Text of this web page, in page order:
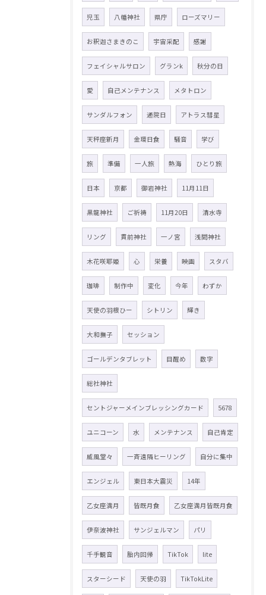
児玉 八幡神社 県庁 ローズマリー
お釈迦さまきのこ 宇宙采配 感謝
フェイシャルサロン グランk 秋分の日
愛 自己メンテナンス メタトロン
サンダルフォン 通院日 アトラス彗星
天秤座新月 金環日食 騒音 学び
旅 準備 一人旅 熱海 ひとり旅
日本 京都 御岩神社 11月11日
黒龍神社 ご祈祷 11月20日 清水寺
リング 貫前神社 一ノ宮 浅間神社
木花咲耶姫 心 栄養 映画 スタバ
珈琲 制作中 変化 今年 わずか
天使の羽根ひー シトリン 輝き
大和撫子 セッション
ゴールデンタブレット 目醒め 数字
総社神社
セントジャーメインブレッシングカード 5678
ユニコーン 水 メンテナンス 自己肯定
威風堂々 一斉遠隔ヒーリング 自分に集中
エンジェル 東日本大震災 14年
乙女座満月 皆既月食 乙女座満月皆既月食
伊奈波神社 サンジェルマン パリ
千手観音 胎内回帰 TikTok lite
スターシード 天使の羽 TikTokLite